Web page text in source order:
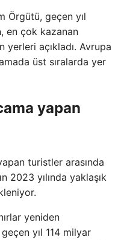
Örgütü, geçen yıl
en çok kazanan
açıkladı. Avrupa
üst sıralarda yer
yapan
turistler arasında
2023 yılında yaklaşık
yeniden
yıl 114 milyar